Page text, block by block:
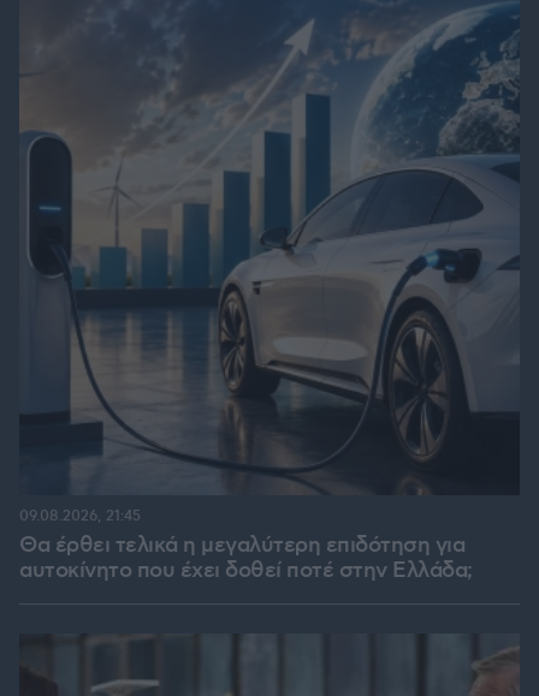
Θα έρθει τελικά η μεγαλύτερη επιδότηση για
αυτοκίνητο που έχει δοθεί ποτέ στην Ελλάδα;
09.08.2026, 21:45